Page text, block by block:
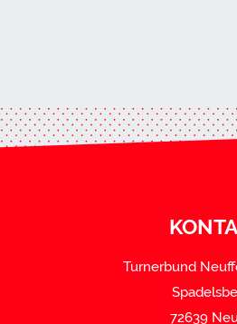
Turnerbund
72639